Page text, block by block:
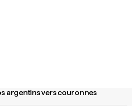
argentins vers couronnes